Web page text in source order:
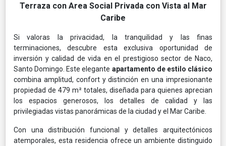
Terraza con Area Social Privada con Vista al Mar
Caribe
Si valoras la privacidad, la tranquilidad y las finas
terminaciones, descubre esta exclusiva oportunidad de
inversión y calidad de vida en el prestigioso sector de Naco,
Santo Domingo. Este elegante apartamento de estilo clásico
combina amplitud, confort y distinción en una impresionante
propiedad de 479 m² totales, diseñada para quienes aprecian
los espacios generosos, los detalles de calidad y las
privilegiadas vistas panorámicas de la ciudad y el Mar Caribe.
Con una distribución funcional y detalles arquitectónicos
atemporales, esta residencia ofrece un ambiente distinguido